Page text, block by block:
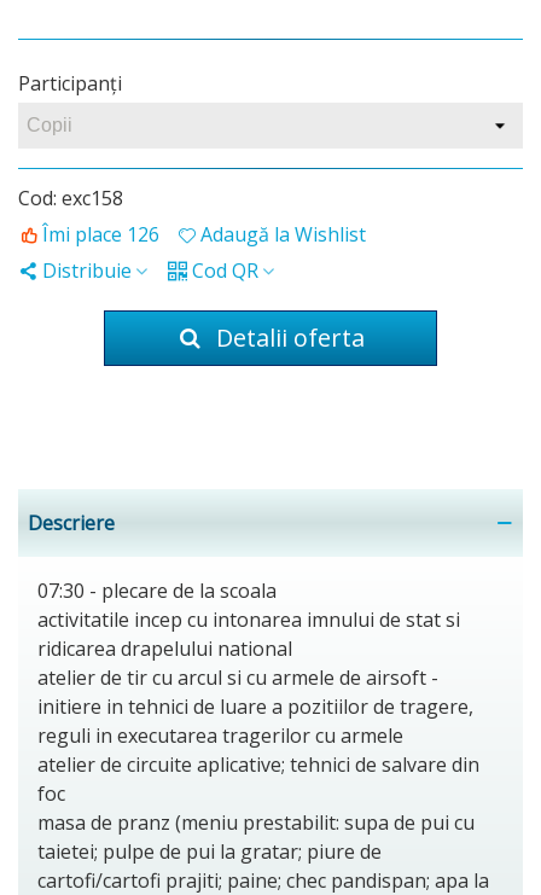
Participanţi
Cod: exc158
Îmi place 126
Adaugă la Wishlist
Distribuie
Cod QR
Detalii oferta
Descriere
07:30 - plecare de la scoala
activitatile incep cu intonarea imnului de stat si
ridicarea drapelului national
atelier de tir cu arcul si cu armele de airsoft -
initiere in tehnici de luare a pozitiilor de tragere,
reguli in executarea tragerilor cu armele
atelier de circuite aplicative; tehnici de salvare din
foc
masa de pranz (meniu prestabilit: supa de pui cu
taietei; pulpe de pui la gratar; piure de
cartofi/cartofi prajiti; paine; chec pandispan; apa la